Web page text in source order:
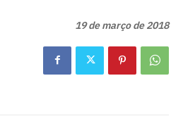
19 de março de 2018